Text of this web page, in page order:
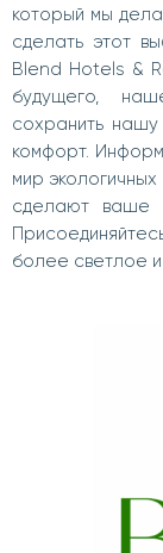
который мы
сделать этот
Blend Hotels &
будущего,
сохранить
комфорт.
мир
сделают ваше
более светлое